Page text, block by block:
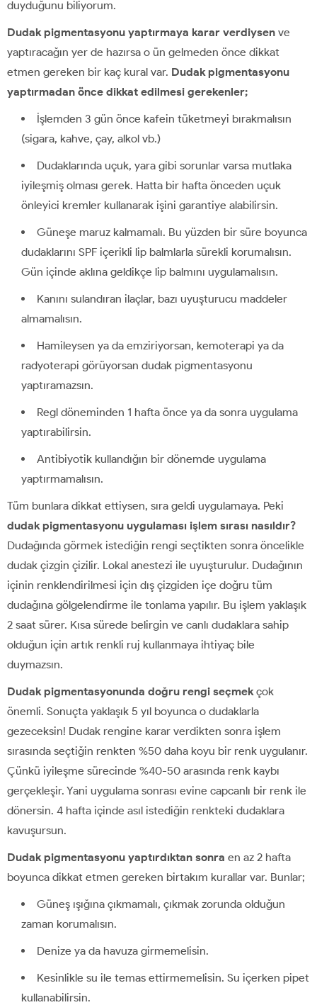
duyduğunu biliyorum.
Dudak pigmentasyonu yaptırmaya karar verdiysen ve
yaptıracağın yer de hazırsa o ün gelmeden önce dikkat
etmen gereken bir kaç kural var. Dudak pigmentasyonu
yaptırmadan önce dikkat edilmesi gerekenler;
İşlemden 3 gün önce kafein tüketmeyi bırakmalısın
(sigara, kahve, çay, alkol vb.)
Dudaklarında uçuk, yara gibi sorunlar varsa mutlaka
iyileşmiş olması gerek. Hatta bir hafta önceden uçuk
önleyici kremler kullanarak işini garantiye alabilirsin.
Güneşe maruz kalmamalı. Bu yüzden bir süre boyunca
dudaklarını SPF içerikli lip balmlarla sürekli korumalısın.
Gün içinde aklına geldikçe lip balmını uygulamalısın.
Kanını sulandıran ilaçlar, bazı uyuşturucu maddeler
almamalısın.
Hamileysen ya da emziriyorsan, kemoterapi ya da
radyoterapi görüyorsan dudak pigmentasyonu
yaptıramazsın.
Regl döneminden 1 hafta önce ya da sonra uygulama
yaptırabilirsin.
Antibiyotik kullandığın bir dönemde uygulama
yaptırmamalısın.
Tüm bunlara dikkat ettiysen, sıra geldi uygulamaya. Peki
dudak pigmentasyonu uygulaması işlem sırası nasıldır?
Dudağında görmek istediğin rengi seçtikten sonra öncelikle
dudak çizgin çizilir. Lokal anestezi ile uyuşturulur. Dudağının
içinin renklendirilmesi için dış çizgiden içe doğru tüm
dudağına gölgelendirme ile tonlama yapılır. Bu işlem yaklaşık
2 saat sürer. Kısa sürede belirgin ve canlı dudaklara sahip
olduğun için artık renkli ruj kullanmaya ihtiyaç bile
duymazsın.
Dudak pigmentasyonunda doğru rengi seçmekçok
önemli. Sonuçta yaklaşık 5 yıl boyunca o dudaklarla
gezeceksin! Dudak rengine karar verdikten sonra işlem
sırasında seçtiğin renkten %50 daha koyu bir renk uygulanır.
Çünkü iyileşme sürecinde %40-50 arasında renk kaybı
gerçekleşir. Yani uygulama sonrası evine capcanlı bir renk ile
dönersin. 4 hafta içinde asıl istediğin renkteki dudaklara
kavuşursun.
Dudak pigmentasyonu yaptırdıktan sonra en az 2 hafta
boyunca dikkat etmen gereken birtakım kurallar var. Bunlar;
Güneş ışığına çıkmamalı, çıkmak zorunda olduğun
zaman korumalısın.
Denize ya da havuza girmemelisin.
Kesinlikle su ile temas ettirmemelisin. Su içerken pipet
kullanabilirsin.